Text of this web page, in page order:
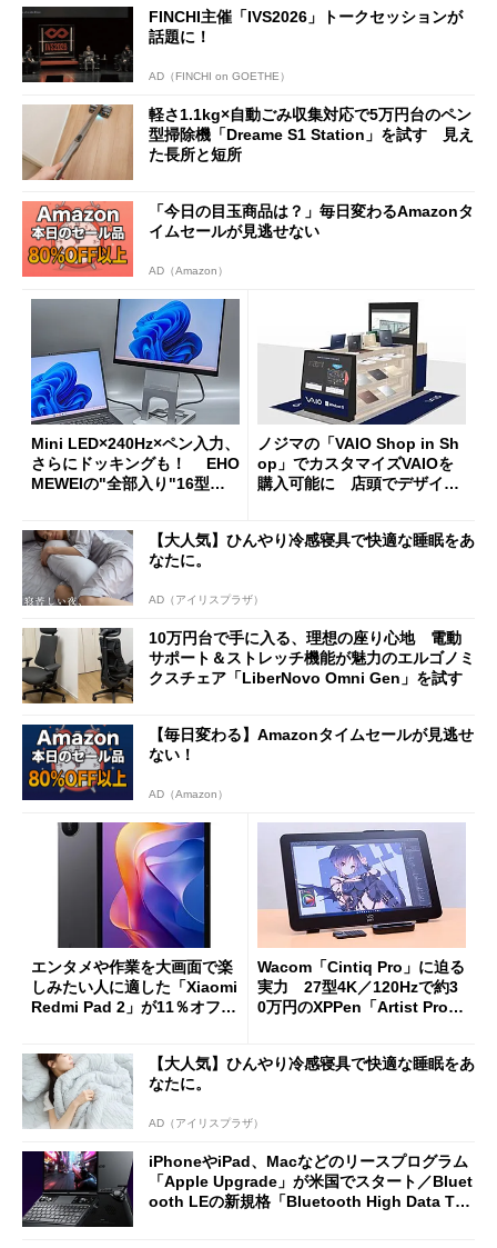
FINCHI主催「IVS2026」トークセッションが
話題に！
AD（FINCHI on GOETHE）
軽さ1.1kg×自動ごみ収集対応で5万円台のペン
型掃除機「Dreame S1 Station」を試す 見え
た長所と短所
「今日の目玉商品は？」毎日変わるAmazonタ
イムセールが見逃せない
AD（Amazon）
Mini LED×240Hz×ペン入力、
さらにドッキングも！ EHO
MEWEIの"全部入り"16型モ
ノジマの「VAIO Shop in Sh
op」でカスタマイズVAIOを
購入可能に 店頭でデザイン
【大人気】ひんやり冷感寝具で快適な睡眠をあ
なたに。
AD（アイリスプラザ）
10万円台で手に入る、理想の座り心地 電動
サポート＆ストレッチ機能が魅力のエルゴノミ
クスチェア「LiberNovo Omni Gen」を試す
【毎日変わる】Amazonタイムセールが見逃せ
ない！
AD（Amazon）
エンタメや作業を大画面で楽
しみたい人に適した「Xiaomi
Redmi Pad 2」が11％オフの
Wacom「Cintiq Pro」に迫る
実力 27型4K／120Hzで約3
0万円のXPPen「Artist Pro 2
【大人気】ひんやり冷感寝具で快適な睡眠をあ
なたに。
AD（アイリスプラザ）
iPhoneやiPad、Macなどのリースプログラム
「Apple Upgrade」が米国でスタート／Bluet
ooth LEの新規格「Bluetooth High Data Thr